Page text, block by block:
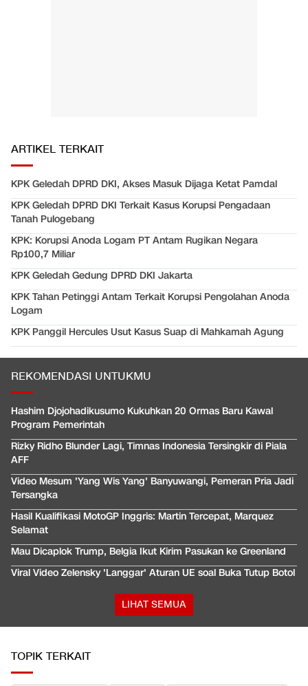
ARTIKEL TERKAIT
KPK Geledah DPRD DKI, Akses Masuk Dijaga Ketat Pamdal
KPK Geledah DPRD DKI Terkait Kasus Korupsi Pengadaan
Tanah Pulogebang
KPK: Korupsi Anoda Logam PT Antam Rugikan Negara
Rp100,7 Miliar
KPK Geledah Gedung DPRD DKI Jakarta
KPK Tahan Petinggi Antam Terkait Korupsi Pengolahan Anoda
Logam
KPK Panggil Hercules Usut Kasus Suap di Mahkamah Agung
REKOMENDASI UNTUKMU
Hashim Djojohadikusumo Kukuhkan 20 Ormas Baru Kawal
Program Pemerintah
Rizky Ridho Blunder Lagi, Timnas Indonesia Tersingkir di Piala
AFF
Video Mesum 'Yang Wis Yang' Banyuwangi, Pemeran Pria Jadi
Tersangka
Hasil Kualifikasi MotoGP Inggris: Martin Tercepat, Marquez
Selamat
Mau Dicaplok Trump, Belgia Ikut Kirim Pasukan ke Greenland
Viral Video Zelensky 'Langgar' Aturan UE soal Buka Tutup Botol
LIHAT SEMUA
TOPIK TERKAIT